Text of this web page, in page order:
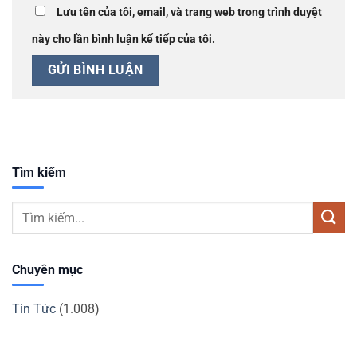
Lưu tên của tôi, email, và trang web trong trình duyệt
này cho lần bình luận kế tiếp của tôi.
Tìm kiếm
Chuyên mục
Tin Tức (1.008)